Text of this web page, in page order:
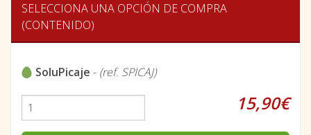
SELECCIONA UNA OPCIÓN DE COMPRA
(CONTENIDO)
SoluPicaje - (ref. SPICAJ)
15,90€